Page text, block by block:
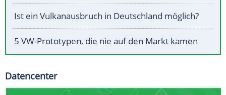
Ist ein Vulkanausbruch in Deutschland möglich?
5 VW-Prototypen, die nie auf den Markt kamen
Datencenter